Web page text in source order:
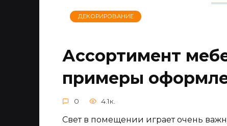
ДЕКОРИРОВАНИЕ
Ассортимент
примеры
0 4.1к.
Свет в помещении играет очень